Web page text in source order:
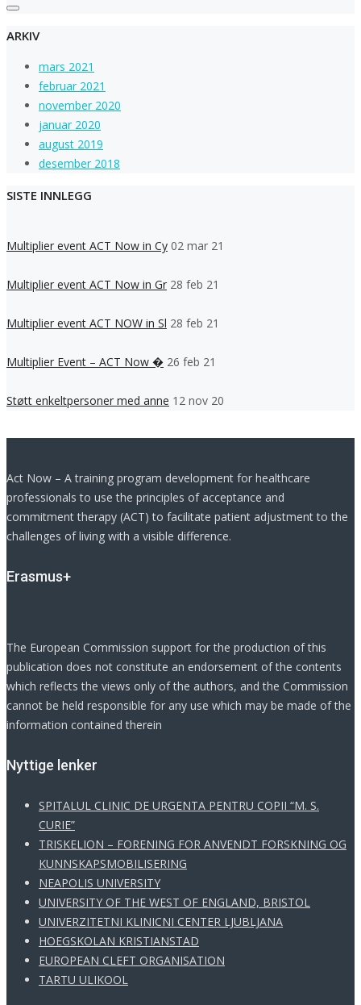
ARKIV
mars 2021
februar 2021
november 2020
januar 2020
august 2019
desember 2018
SISTE INNLEGG
Multiplier event ACT Now in Cy 02 mar 21
Multiplier event ACT Now in Gr 28 feb 21
Multiplier event ACT NOW in Sl 28 feb 21
Multiplier Event – ACT Now � 26 feb 21
Støtt enkeltpersoner med anne 12 nov 20
Act Now – A training program development for healthcare
professionals to use the principles of acceptance and
commitment therapy (ACT) to facilitate patient adjustment to the
challenges of living with a visible difference.
Erasmus+
The European Commission support for the production of this
publication does not constitute an endorsement of the contents
which reflects the views only of the authors, and the Commission
cannot be held responsible for any use which may be made of the
information contained therein
Νyttige lenker
SPITALUL CLINIC DE URGENTA PENTRU COPII “M. S.
CURIE”
TRISKELION – FORENING FOR ANVENDT FORSKNING OG
KUNNSKAPSMOBILISERING
NEAPOLIS UNIVERSITY
UNIVERSITY OF THE WEST OF ENGLAND, BRISTOL
UNIVERZITETNI KLINICNI CENTER LJUBLJANA
HOEGSKOLAN KRISTIANSTAD
EUROPEAN CLEFT ORGANISATION
TARTU ULIKOOL